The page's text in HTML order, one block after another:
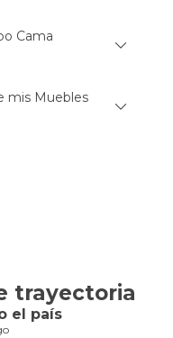
Cama
mis Muebles
trayectoria
el país